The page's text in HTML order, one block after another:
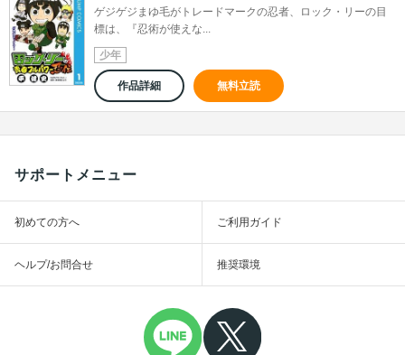
ゲジゲジまゆ毛がトレードマークの忍者、ロック・リーの目
標は、『忍術が使えな...
少年
作品詳細 無料立読
サポートメニュー
初めての方へ ご利用ガイド
ヘルプ/お問合せ 推奨環境